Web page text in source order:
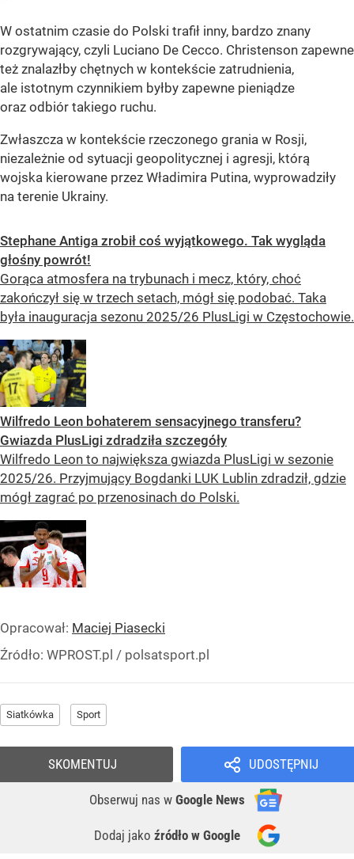
W ostatnim czasie do Polski trafił inny, bardzo znany
rozgrywający, czyli Luciano De Cecco. Christenson zapewne
też znalazłby chętnych w kontekście zatrudnienia,
ale istotnym czynnikiem byłby zapewne pieniądze
oraz odbiór takiego ruchu.
Zwłaszcza w kontekście rzeczonego grania w Rosji,
niezależnie od sytuacji geopolitycznej i agresji, którą
wojska kierowane przez Władimira Putina, wyprowadziły
na terenie Ukrainy.
Stephane Antiga zrobił coś wyjątkowego. Tak wygląda
głośny powrót!
Gorąca atmosfera na trybunach i mecz, który, choć
zakończył się w trzech setach, mógł się podobać. Taka
była inauguracja sezonu 2025/26 PlusLigi w Częstochowie.
Wilfredo Leon bohaterem sensacyjnego transferu?
Gwiazda PlusLigi zdradziła szczegóły
Wilfredo Leon to największa gwiazda PlusLigi w sezonie
2025/26. Przyjmujący Bogdanki LUK Lublin zdradził, gdzie
mógł zagrać po przenosinach do Polski.
Opracował: Maciej Piasecki
Źródło: WPROST.pl / polsatsport.pl
Siatkówka Sport
UDOSTĘPNIJ
Obserwuj nas w Google News
Dodaj jako źródło w Google
SKOMENTUJ